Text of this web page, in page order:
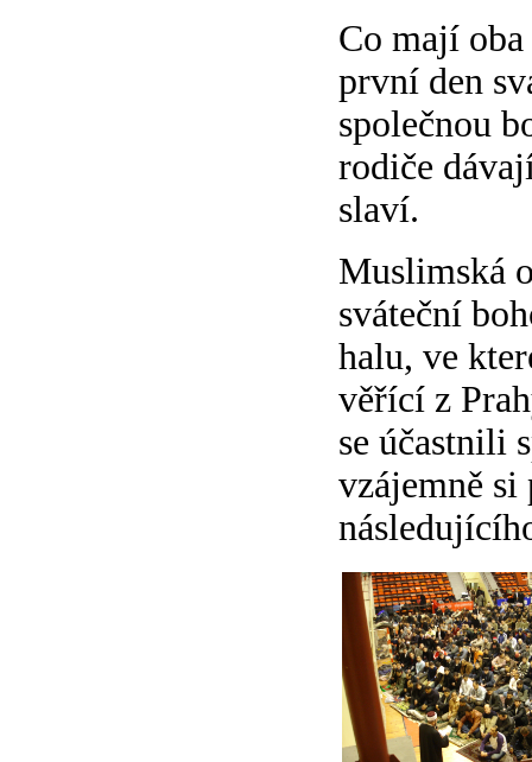
Co mají
první den
společnou
rodiče
slaví.
Muslimská
sváteční
halu, ve
věřící z
se účastnili
vzájemně si